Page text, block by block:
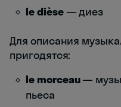
le dièse— диез
Для описания
пригодятся:
le morceau—
пьеса